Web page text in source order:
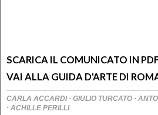
SCARICA IL COMUNICATO IN
VAI ALLA GUIDA D'ARTE DI
CARLA ACCARDI · GIULIO TURCATO ·
· ACHILLE PERILLI